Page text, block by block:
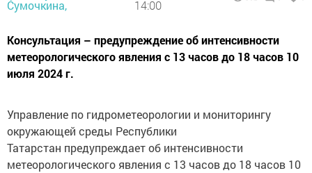
Сумочкина,
14:00
Консультация – предупреждение об интенсивности
метеорологического явления с 13 часов до 18 часов 10
июля 2024 г.
Управление по гидрометеорологии и мониторингу
окружающей среды Республики
Татарстан предупреждает об интенсивности
метеорологического явления с 13 часов до 18 часов 10